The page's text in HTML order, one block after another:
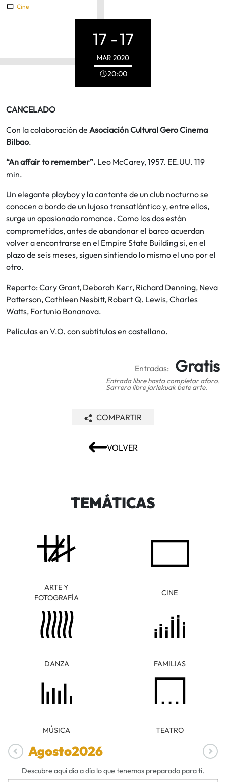
Cine
17 -17
MAR 2020
20:00
CANCELADO
Con la colaboración de Asociación Cultural Gero Cinema
Bilbao.
“An affair to remember”. Leo McCarey, 1957. EE.UU. 119
min.
Un elegante playboy y la cantante de un club nocturno se
conocen a bordo de un lujoso transatlántico y, entre ellos,
surge un apasionado romance. Como los dos están
comprometidos, antes de abandonar el barco acuerdan
volver a encontrarse en el Empire State Building si, en el
plazo de seis meses, siguen sintiendo lo mismo el uno por el
otro.
Reparto: Cary Grant, Deborah Kerr, Richard Denning, Neva
Patterson, Cathleen Nesbitt, Robert Q. Lewis, Charles
Watts, Fortunio Bonanova.
Películas en V.O. con subtítulos en castellano.
Entradas: Gratis
Entrada libre hasta completar aforo.
Sarrera libre jarlekuak bete arte.
VOLVER
COMPARTIR
TEMÁTICAS
ARTE Y
FOTOGRAFÍA
CINE
DANZA FAMILIAS
MÚSICA TEATRO
Agosto2026
Descubre aquí día a día lo que tenemos preparado para ti.